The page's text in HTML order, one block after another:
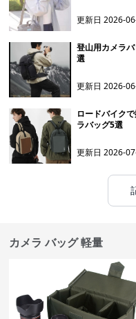
更新日2026-
登山用カメラ
選
更新日2026-
ロードバイク
ラバッグ5選
更新日2026-
カメラ バッグ 軽量